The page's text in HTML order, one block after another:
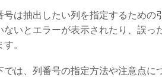
号は抽出したい列を指定するための
ないとエラーが表示されたり、誤っ
す。
では、列番号の指定方法や注意点に